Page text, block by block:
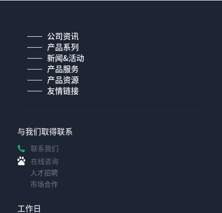
公司资讯
产品系列
新闻&活动
产品服务
产品资源
友情链接
与我们取得联系
联系我们
在线咨询
人才招聘
市场合作
工作日